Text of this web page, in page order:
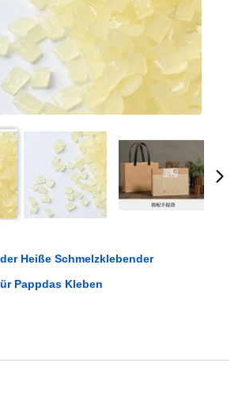
Heiße Schmelzklebender
Pappdas Kleben